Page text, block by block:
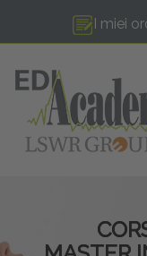
I miei